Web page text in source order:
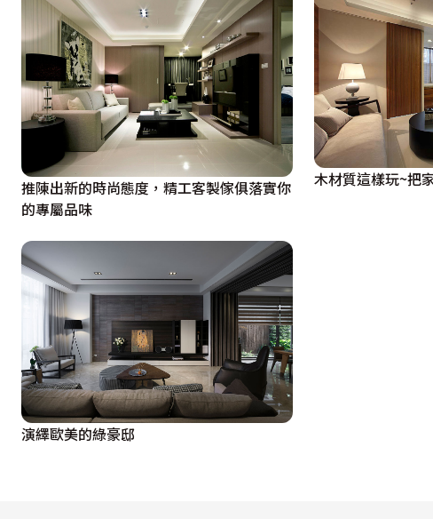
推陳出新的時尚態度，精工客製傢俱落實你
的專屬品味
木材質這樣玩~把
演繹歐美的綠豪邸